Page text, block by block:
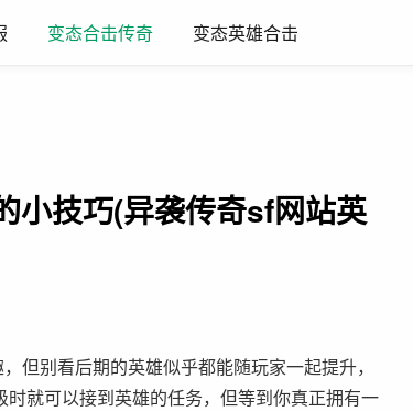
变态合击传奇 变态英雄合击
小技巧(异袭传奇sf网站英
但别看后期的英雄似乎都能随玩家一起提升，
就可以接到英雄的任务，但等到你真正拥有一